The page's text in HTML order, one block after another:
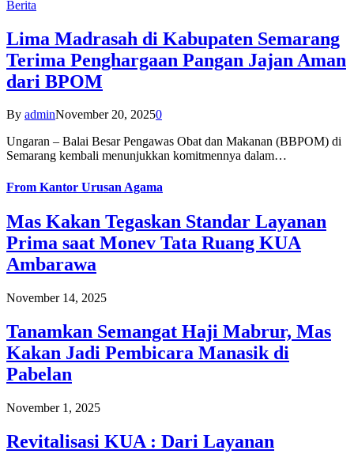
Berita
Lima Madrasah di Kabupaten Semarang
Terima Penghargaan Pangan Jajan Aman
dari BPOM
By adminNovember 20, 20250
Ungaran – Balai Besar Pengawas Obat dan Makanan (BBPOM) di
Semarang kembali menunjukkan komitmennya dalam…
From Kantor Urusan Agama
Mas Kakan Tegaskan Standar Layanan
Prima saat Monev Tata Ruang KUA
Ambarawa
November 14, 2025
Tanamkan Semangat Haji Mabrur, Mas
Kakan Jadi Pembicara Manasik di
Pabelan
November 1, 2025
Revitalisasi KUA : Dari Layanan